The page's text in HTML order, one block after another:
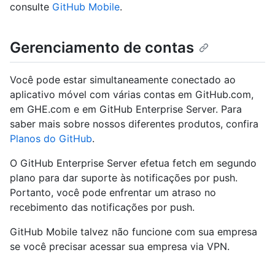
consulte GitHub Mobile.
Gerenciamento de contas
Você pode estar simultaneamente conectado ao
aplicativo móvel com várias contas em GitHub.com,
em GHE.com e em GitHub Enterprise Server. Para
saber mais sobre nossos diferentes produtos, confira
Planos do GitHub.
O GitHub Enterprise Server efetua fetch em segundo
plano para dar suporte às notificações por push.
Portanto, você pode enfrentar um atraso no
recebimento das notificações por push.
GitHub Mobile talvez não funcione com sua empresa
se você precisar acessar sua empresa via VPN.